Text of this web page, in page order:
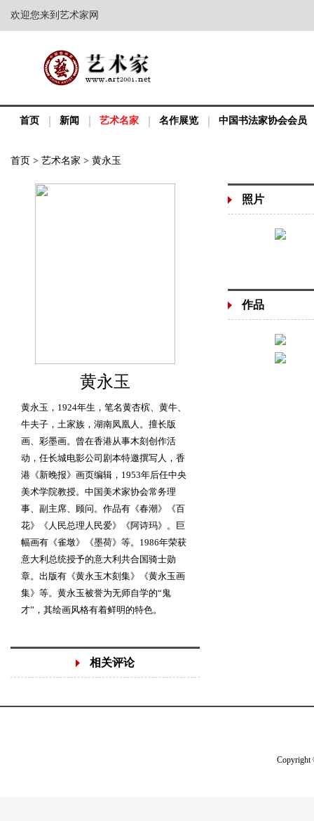
欢迎您来到艺术家网
首页 新闻 艺术名家 名作展览 中国书法家协会会员
首页 > 艺术名家 > 黄永玉
黄永玉
黄永玉，1924年生，笔名黄杏槟、黄牛、
牛夫子，土家族，湖南凤凰人。擅长版
画、彩墨画。曾在香港从事木刻创作活
动，任长城电影公司剧本特邀撰写人，香
港《新晚报》画页编辑，1953年后任中央
美术学院教授。中国美术家协会常务理
事、副主席、顾问。作品有《春潮》《百
花》《人民总理人民爱》《阿诗玛》。巨
幅画有《雀墩》《墨荷》等。1986年荣获
意大利总统授予的意大利共合国骑士勋
章。出版有《黄永玉木刻集》《黄永玉画
集》等。黄永玉被誉为无师自学的“鬼
才”，其绘画风格有着鲜明的特色。
相关评论
照片
作品
Copyright